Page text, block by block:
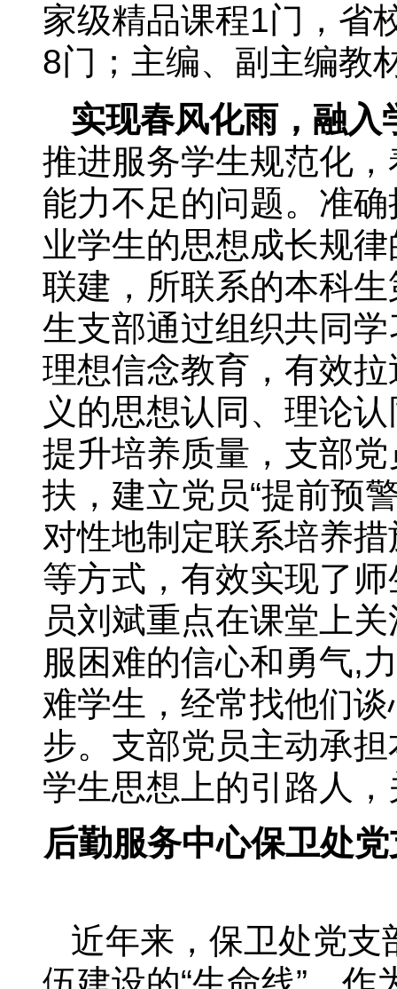
家级精品课程1门，省
8门；主编、副主编教
实现春风化雨，融入
推进服务学生规范化
能力不足的问题。准
业学生的思想成长规
联建，所联系的本科
生支部通过组织共同
理想信念教育，有效
义的思想认同、理论
提升培养质量，支部
扶，建立党员“提前预
对性地制定联系培养
等方式，有效实现了
员刘斌重点在课堂上
服困难的信心和勇气,
难学生，经常找他们
步。支部党员主动承
学生思想上的引路人
后勤服务中心保卫处
近年来，保卫处党